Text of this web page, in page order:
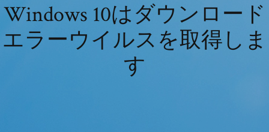
Windows 10はダウンロード
エラーウイルスを取得しま
す